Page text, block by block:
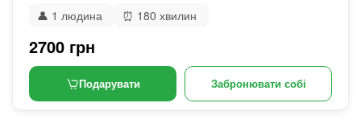
👤 1 людина ⏰ 180 хвилин
2700 грн
Подарувати Забронювати собі